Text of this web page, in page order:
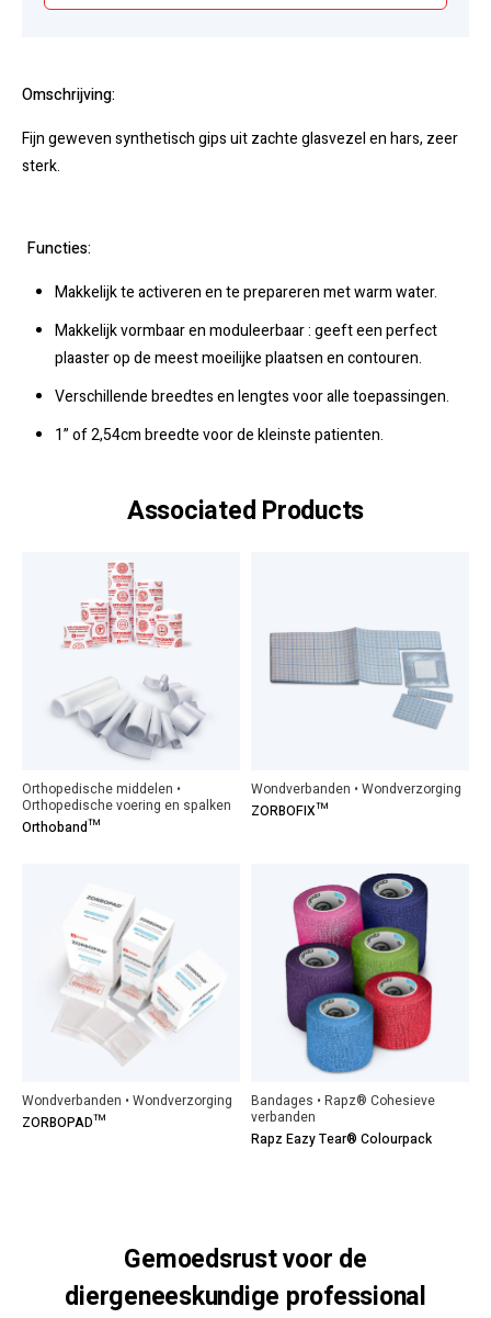
Omschrijving:
Fijn geweven synthetisch gips uit zachte glasvezel en hars, zeer
sterk.
Functies:
Makkelijk te activeren en te prepareren met warm water.
Makkelijk vormbaar en moduleerbaar : geeft een perfect
plaaster op de meest moeilijke plaatsen en contouren.
Verschillende breedtes en lengtes voor alle toepassingen.
1” of 2,54cm breedte voor de kleinste patienten.
Associated Products
Orthopedische middelen •
Orthopedische voering en spalken
Orthoband™
Wondverbanden • Wondverzorging
ZORBOFIX™
Wondverbanden • Wondverzorging
ZORBOPAD™
Bandages • Rapz® Cohesieve
verbanden
Rapz Eazy Tear® Colourpack
Gemoedsrust voor de
diergeneeskundige professional